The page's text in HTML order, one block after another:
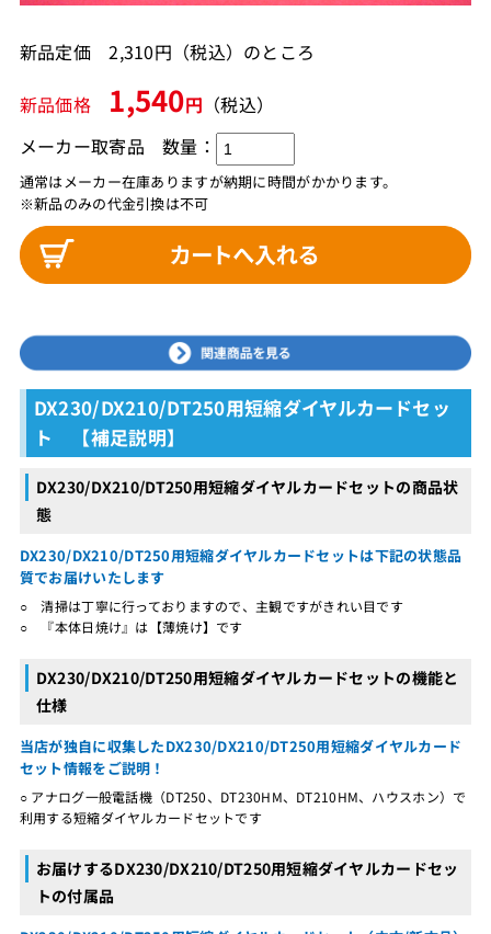
新品定価 2,310円（税込）のところ
新品価格 1,540円 （税込）
メーカー取寄品
通常はメーカー在庫ありますが納期に時間がかかります。
※新品のみの代金引換は不可
数量：
DX230/DX210/DT250用短縮ダイヤルカードセッ
ト 【補足説明】
DX230/DX210/DT250用短縮ダイヤルカードセットの商品状
態
DX230/DX210/DT250用短縮ダイヤルカードセットは下記の状態品
質でお届けいたします
○ 清掃は丁寧に行っておりますので、主観ですがきれい目です
○ 『本体日焼け』は【薄焼け】です
DX230/DX210/DT250用短縮ダイヤルカードセットの機能と
仕様
当店が独自に収集したDX230/DX210/DT250用短縮ダイヤルカード
セット情報をご説明！
○ アナログ一般電話機（DT250、DT230HM、DT210HM、ハウスホン）で
利用する短縮ダイヤルカードセットです
お届けするDX230/DX210/DT250用短縮ダイヤルカードセッ
トの付属品